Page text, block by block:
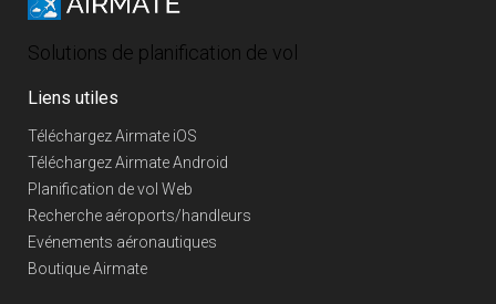
Solutions de planification de vol
Liens utiles
Téléchargez Airmate iOS
Téléchargez Airmate Android
Planification de vol Web
Recherche aéroports/handleurs
Evénements aéronautiques
Boutique Airmate